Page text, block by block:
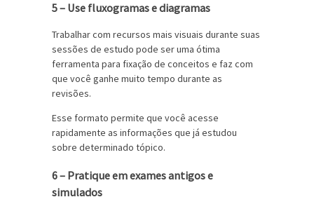
5 – Use fluxogramas e diagramas
Trabalhar com recursos mais visuais durante suas
sessões de estudo pode ser uma ótima
ferramenta para fixação de conceitos e faz com
que você ganhe muito tempo durante as
revisões.
Esse formato permite que você acesse
rapidamente as informações que já estudou
sobre determinado tópico.
6 – Pratique em exames antigos e
simulados